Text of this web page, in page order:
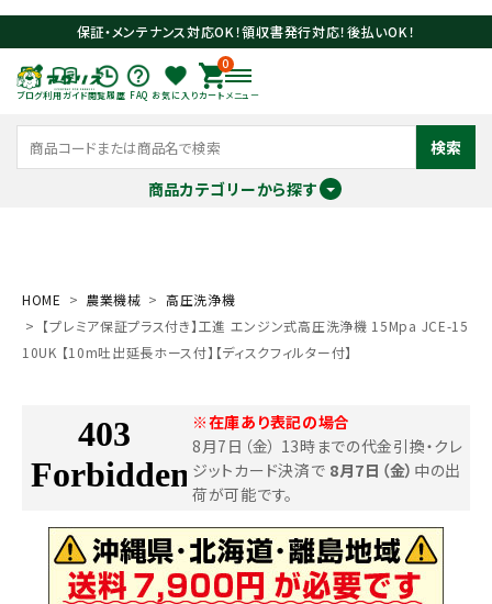
保証・メンテナンス対応OK！領収書発行対応！後払いOK！
ブログ利用ガイド閲覧履歴 FAQ お気に入り
0
カート メニュー
検索
商品カテゴリーから探す
search
お気に入り一覧
閲覧履歴一覧
HOME 農業機械
高圧洗浄機
【プレミア保証プラス付き】工進 エンジン式高圧洗浄機 15Mpa JCE-15
10UK 【10m吐出延長ホース付】【ディスクフィルター付】
※在庫あり表記の場合
8月7日（金） 13時までの代金引換・クレ
ジットカード決済で 8月7日（金） 中の出
荷が可能です。